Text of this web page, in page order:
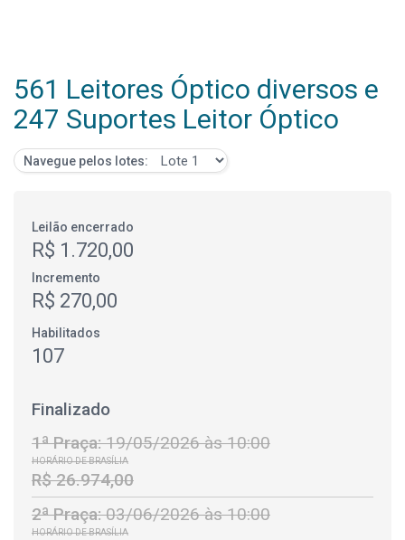
561 Leitores Óptico diversos e
247 Suportes Leitor Óptico
Navegue pelos lotes:
Leilão encerrado
R$ 1.720,00
Incremento
R$ 270,00
Habilitados
107
Finalizado
1ª Praça:19/05/2026 às 10:00
HORÁRIO DE BRASÍLIA
R$ 26.974,00
2ª Praça:03/06/2026 às 10:00
HORÁRIO DE BRASÍLIA